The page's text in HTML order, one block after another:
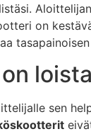
on
sen